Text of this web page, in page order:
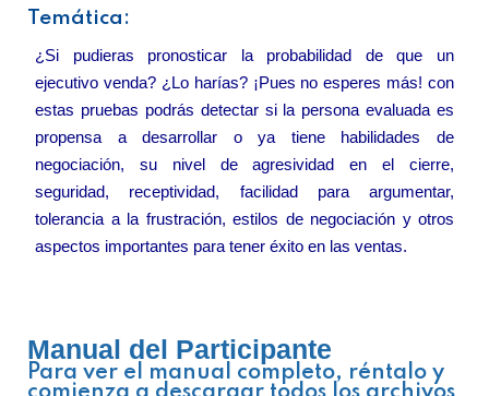
Temática:
¿Si pudieras pronosticar la probabilidad de que un
ejecutivo venda? ¿Lo harías? ¡Pues no esperes más! con
estas pruebas podrás detectar si la persona evaluada es
propensa a desarrollar o ya tiene habilidades de
negociación, su nivel de agresividad en el cierre,
seguridad, receptividad, facilidad para argumentar,
tolerancia a la frustración, estilos de negociación y otros
aspectos importantes para tener éxito en las ventas.
Manual del Participante
Para ver el manual completo, réntalo y